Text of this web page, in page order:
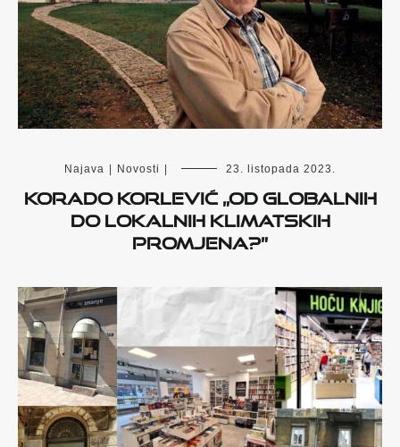
Najava | Novosti | 23. listopada 2023.
Korado Korlević „Od globalnih
do lokalnih klimatskih
promjena?”